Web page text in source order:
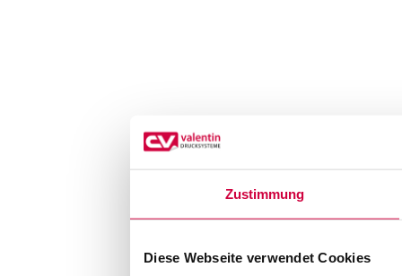
Zustimmung
Diese Webseite verwendet Cookies